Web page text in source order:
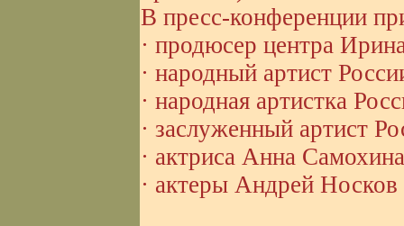
В пресс-конференции
· продюсер центра
· народный артист
· народная артистка
· заслуженный артист
· актриса Анна Самохина
· актеры Андрей